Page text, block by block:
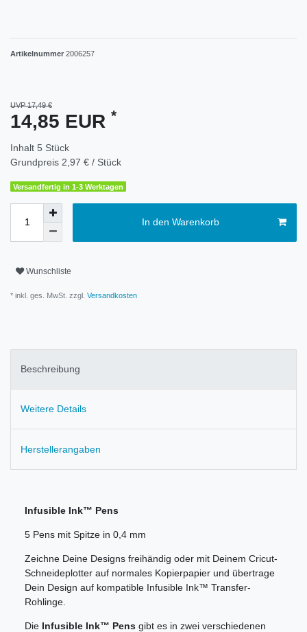
Artikelnummer 2006257
UVP 17,49 €
14,85 EUR *
Inhalt 5 Stück
Grundpreis 2,97 € / Stück
Versandfertig in 1-3 Werktagen
In den Warenkorb
Wunschliste
* inkl. ges. MwSt. zzgl. Versandkosten
Beschreibung
Weitere Details
Herstellerangaben
Infusible Ink™ Pens
5 Pens mit Spitze in 0,4 mm
Zeichne Deine Designs freihändig oder mit Deinem Cricut-
Schneideplotter auf normales Kopierpapier und übertrage
Dein Design auf kompatible Infusible Ink™ Transfer-
Rohlinge.
Die Infusible Ink™ Pens gibt es in zwei verschiedenen